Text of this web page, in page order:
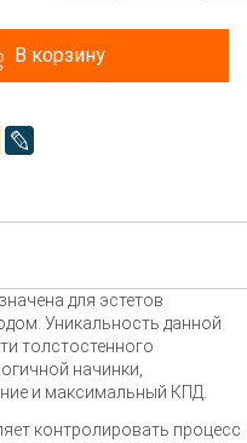
В корзину
для эстетов
Уникальность данной
толстостенного
начинки,
и максимальный КПД.
контролировать процесс